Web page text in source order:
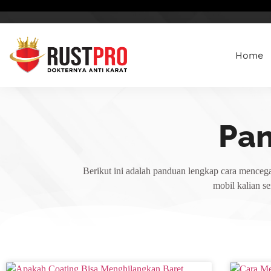
Home
Berikut ini adalah panduan lengkap cara
mobil kalian